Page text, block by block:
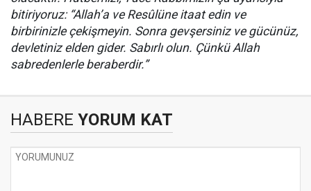
bitiriyoruz: “Allah’a ve Resûlüne itaat edin ve
birbirinizle çekişmeyin. Sonra gevşersiniz ve gücünüz,
devletiniz elden gider. Sabırlı olun. Çünkü Allah
sabredenlerle beraberdir.”
HABERE YORUM KAT